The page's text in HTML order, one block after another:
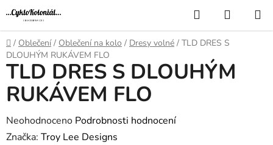
Přejít
na
obsah
Hledat
KOŠÍK
Domů
/ Oblečení / Oblečení na kolo / Dresy volné / TLD DRES S
DLOUHÝM RUKÁVEM FLO
TLD DRES S DLOUHÝM
RUKÁVEM FLO
Průměrné
hodnocení
Neohodnoceno Podrobnosti hodnocení
Značka: Troy Lee Designs